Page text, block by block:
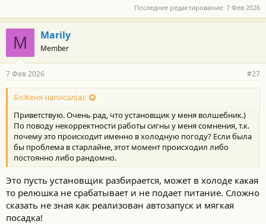
Последнее редактирование: 7 Фев 2026
M Marily
Member
7 Фев 2026 #27
БоЖеня написал(а):
Приветствую. Очень рад, что установщик у меня волшебник.)
По поводу некорректности работы сигны у меня сомнения, т.к.
почему это происходит именно в холодную погоду? Если была
бы проблема в старлайне, этот момент происходил либо
постоянно либо рандомно.
Это пусть установщик разбирается, может в холоде какая
то релюшка не срабатывает и не подает питание. Сложно
сказать не зная как реализован автозапуск и мягкая
посадка!